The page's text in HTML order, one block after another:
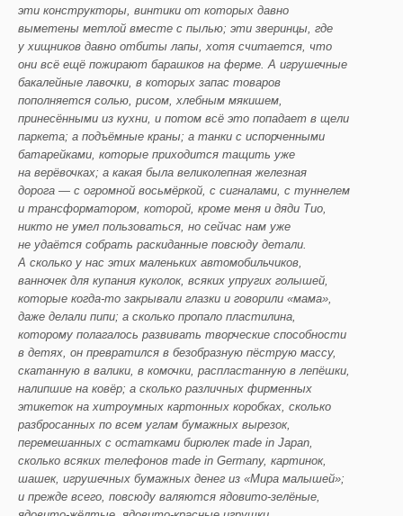
эти конструкторы, винтики от которых давно
выметены метлой вместе с пылью; эти зверинцы, где
у хищников давно отбиты лапы, хотя считается, что
они всё ещё пожирают барашков на ферме. А игрушечные
бакалейные лавочки, в которых запас товаров
пополняется солью, рисом, хлебным мякишем,
принесёнными из кухни, и потом всё это попадает в щели
паркета; а подъёмные краны; а танки с испорченными
батарейками, которые приходится тащить уже
на верёвочках; а какая была великолепная железная
дорога — с огромной восьмёркой, с сигналами, с туннелем
и трансформатором, которой, кроме меня и дяди Тио,
никто не умел пользоваться, но сейчас нам уже
не удаётся собрать раскиданные повсюду детали.
А сколько у нас этих маленьких автомобильчиков,
ванночек для купания куколок, всяких упругих голышей,
которые когда-то закрывали глазки и говорили «мама»,
даже делали пипи; а сколько пропало пластилина,
которому полагалось развивать творческие способности
в детях, он превратился в безобразную пёструю массу,
скатанную в валики, в комочки, распластанную в лепёшки,
налипшие на ковёр; а сколько различных фирменных
этикеток на хитроумных картонных коробках, сколько
разбросанных по всем углам бумажных вырезок,
перемешанных с остатками бирюлек made in Japan,
сколько всяких телефонов made in Germany, картинок,
шашек, игрушечных бумажных денег из «Мира малышей»;
и прежде всего, повсюду валяются ядовито-зелёные,